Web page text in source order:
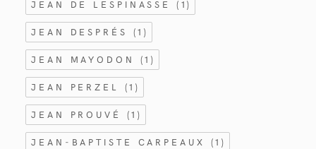
JEAN DE LESPINASSE(1)
JEAN DESPRÉS (1)
JEAN MAYODON (1)
JEAN PERZEL (1)
JEAN PROUVÉ (1)
JEAN-BAPTISTE CARPEAUX (1)